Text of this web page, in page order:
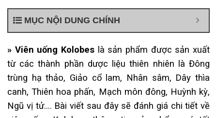
MỤC NỘI DUNG CHÍNH
» Viên uống Kolobes là sản phẩm được sản xuất
từ các thành phần dược liệu thiên nhiên là Đông
trùng hạ thảo, Giảo cổ lam, Nhân sâm, Dây thìa
canh, Thiên hoa phấn, Mạch môn đông, Huỳnh kỳ,
Ngũ vị tử…. Bài viết sau đây sẽ đánh giá chi tiết về